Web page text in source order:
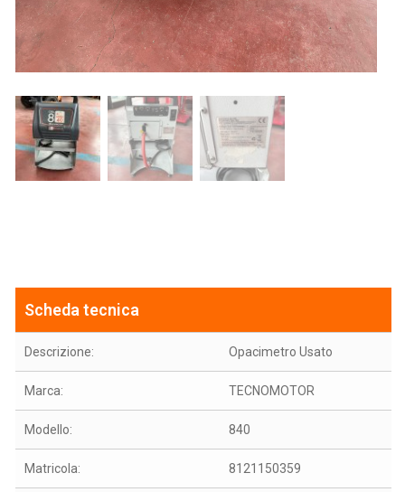
Scheda tecnica
Descrizione: Opacimetro Usato
Marca: TECNOMOTOR
Modello: 840
Matricola: 8121150359